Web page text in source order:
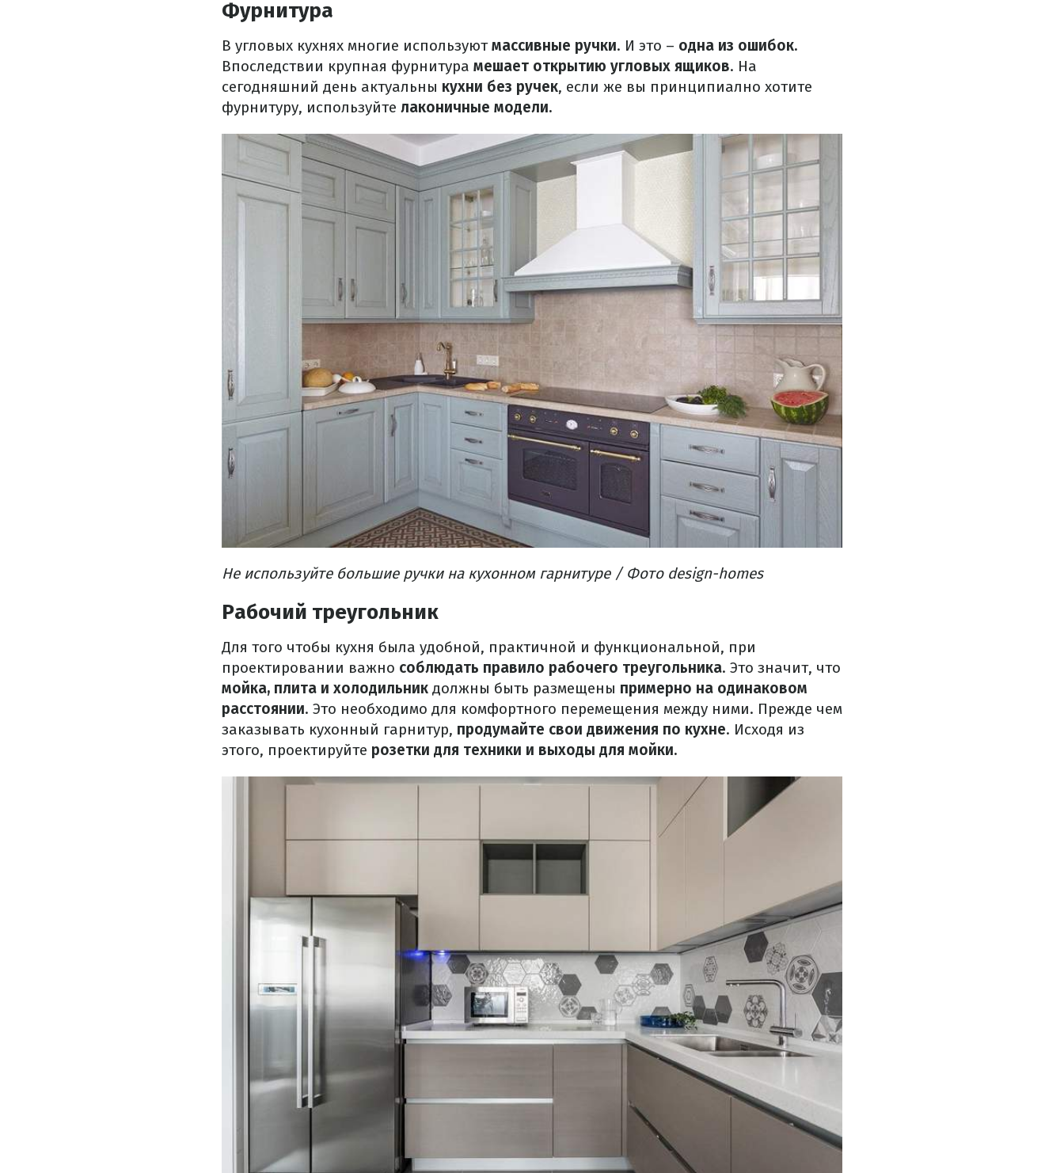
Фурнитура
В угловых кухнях многие используютмассивные ручки. И это – одна из ошибок.
Впоследствии крупная фурнитура мешает открытию угловых ящиков. На
сегодняшний день актуальны кухни без ручек, если же вы принципиално хотите
фурнитуру, используйте лаконичные модели.
Не используйте большие ручки на кухонном гарнитуре / Фото design-homes
Рабочий треугольник
Для того чтобы кухня была удобной, практичной и функциональной, при
проектировании важно соблюдать правило рабочего треугольника. Это значит, что
мойка, плита и холодильник должны быть размещены примерно на одинаковом
расстоянии. Это необходимо для комфортного перемещения между ними. Прежде чем
заказывать кухонный гарнитур, продумайте свои движения по кухне. Исходя из
этого, проектируйте розетки для техники и выходы для мойки.